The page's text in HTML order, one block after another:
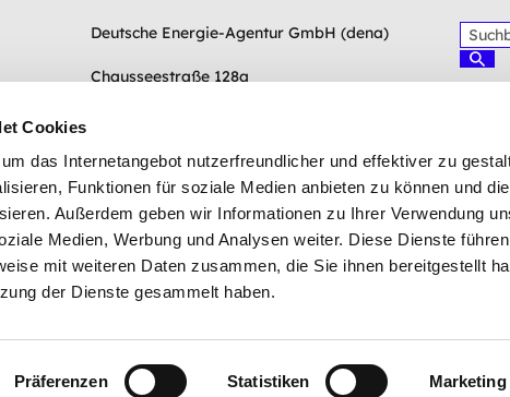
Cookies
das Internetangebot nutzerfreundlicher und effektiver zu
Funktionen für soziale Medien anbieten zu können und
Außerdem geben wir Informationen zu Ihrer Verwendung
Medien, Werbung und Analysen weiter. Diese Dienste
mit weiteren Daten zusammen, die Sie ihnen bereitgestellt
der Dienste gesammelt haben.
Präferenzen Statistiken Marketing
Deutsche Energie-Agentur GmbH (dena)
Chausseestraße 128a
Zum Kontaktformular
u
g
r
i
f
e
g
b
S
u